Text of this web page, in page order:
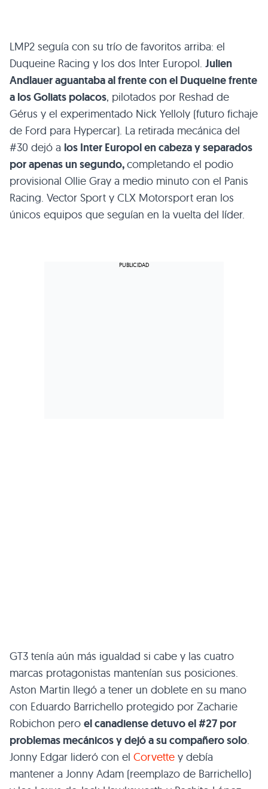
LMP2 seguía con su trío de favoritos arriba: el
Duqueine Racing y los dos Inter Europol. Julien
Andlauer aguantaba al frente con el Duqueine frente
a los Goliats polacos, pilotados por Reshad de
Gérus y el experimentado Nick Yelloly (futuro fichaje
de Ford para Hypercar). La retirada mecánica del
#30 dejó a los Inter Europol en cabeza y separados
por apenas un segundo,completando el podio
provisional Ollie Gray a medio minuto con el Panis
Racing. Vector Sport y CLX Motorsport eran los
únicos equipos que seguían en la vuelta del líder.
GT3 tenía aún más igualdad si cabe y las cuatro
marcas protagonistas mantenían sus posiciones.
Aston Martin llegó a tener un doblete en su mano
con Eduardo Barrichello protegido por Zacharie
Robichon pero el canadiense detuvo el #27 por
problemas mecánicos y dejó a su compañero solo.
Jonny Edgar lideró con el Corvette y debía
mantener a Jonny Adam (reemplazo de Barrichello)